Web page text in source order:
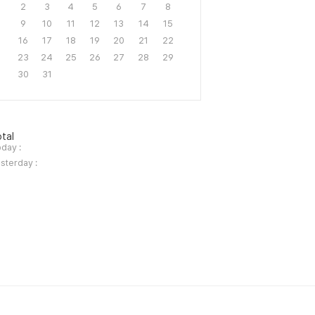
2
3 4 5 6 7
8
9
10 11 12 13 14
15
16
17 18 19 20 21
22
23
24 25 26 27 28
29
30
31
:
: